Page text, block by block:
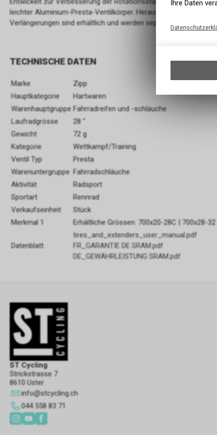
leichter Aluminium-Presta-Ventilkörper. Herausnehmbarer
Verlängerungen sind erhältlich und werden separat verkauft.
TECHNISCHE DATEN
Marke
Zipp
Hauptkategorie
Hartwaren
Warenhauptgruppe Fahrradreifen und -schläuche
Laufradgrösse
28 "
Gewicht
72 g
Kategorie
Wettkampf/Training
Ventil Typ
Presta
Warenuntergruppe Fahrradschläuche
Aktivität
Radsport
Sportart
Rennrad
Verkaufseinheit
Stück
Merkmal 1
Erhältliche Grössen: 700x20-28C | 700x28-
Datenblatt
tires_and_extenders_user_manual.pdf
FR_GARANTIE DE SRAM.pdf
DE_GEWÄHRLEISTUNG SRAM.pdf
ST Cycling
Strickstrasse 7
8610 Uster
info@stcycling.ch
044 558 83 71
Ihre Daten